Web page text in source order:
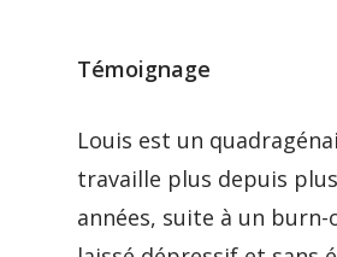
Témoignage
Louis est un
travaille plus depuis
années, suite à un burn-